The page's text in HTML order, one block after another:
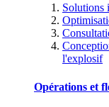
Solutions
l'explosif
Opérations et